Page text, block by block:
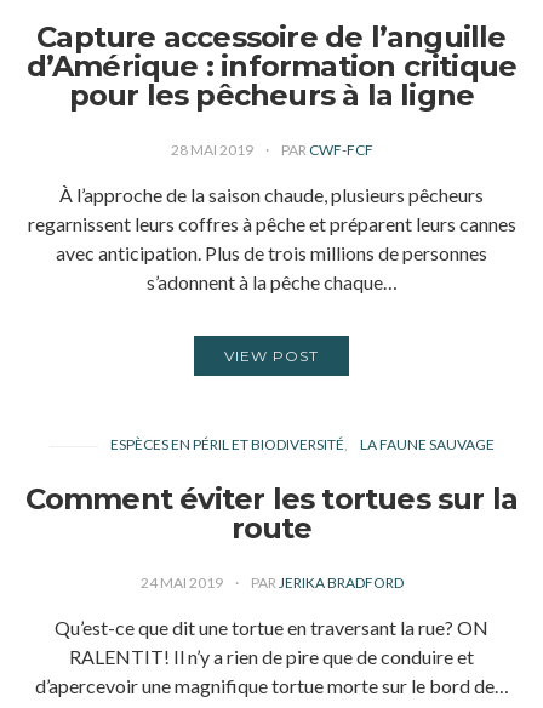
Capture accessoire de l’anguille
d’Amérique : information critique
pour les pêcheurs à la ligne
28 MAI 2019 PAR CWF-FCF
À l’approche de la saison chaude, plusieurs pêcheurs
regarnissent leurs coffres à pêche et préparent leurs cannes
avec anticipation. Plus de trois millions de personnes
s’adonnent à la pêche chaque…
VIEW POST
ESPÈCES EN PÉRIL ET BIODIVERSITÉ LA FAUNE SAUVAGE
Comment éviter les tortues sur la
route
24 MAI 2019 PARJERIKA BRADFORD
Qu’est-ce que dit une tortue en traversant la rue? ON
RALENTIT! Il n’y a rien de pire que de conduire et
d’apercevoir une magnifique tortue morte sur le bord de…